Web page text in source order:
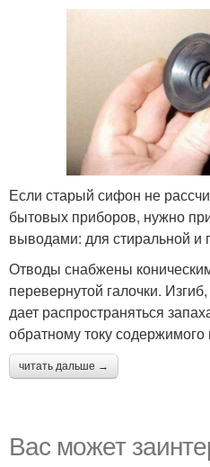
Если старый сифон не
бытовых приборов, нужно
выводами: для стиральной
Отводы снабжены
перевернутой галочки.
дает распространяться
обратному току содержимого
читать дальше →
Вас может